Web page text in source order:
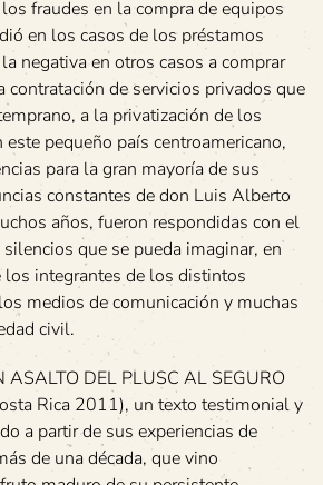
fraudes en la compra de equipos
en los casos de los préstamos
negativa en otros casos a comprar
contratación de servicios privados que
a la privatización de los
pequeño país centroamericano,
para la gran mayoría de sus
constantes de don Luis Alberto
años, fueron respondidas con el
que se pueda imaginar, en
los integrantes de los distintos
medios de comunicación y muchas
civil.
ASALTO DEL PLUSC AL SEGURO
Rica 2011), un texto testimonial y
a partir de sus experiencias de
de una década, que vino